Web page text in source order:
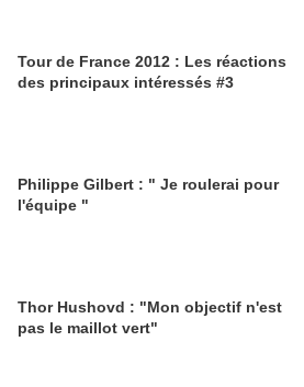
Tour de France 2012 : Les réactions
des principaux intéressés #3
Philippe Gilbert : " Je roulerai pour
l'équipe "
Thor Hushovd : "Mon objectif n'est
pas le maillot vert"